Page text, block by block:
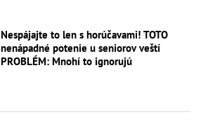
Nespájajte to len s horúčavami! TOTO
nenápadné potenie u seniorov veští
PROBLÉM: Mnohí to ignorujú